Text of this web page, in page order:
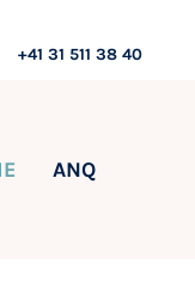
+41 31 511 38 40
ANQ